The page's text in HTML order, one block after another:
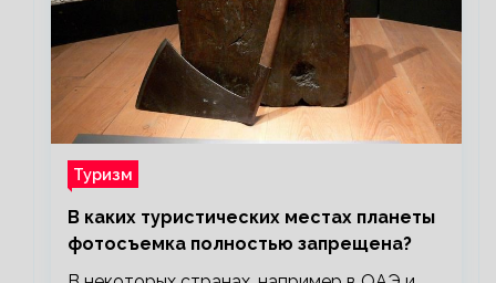
Туризм
В каких туристических местах планеты
фотосъемка полностью запрещена?